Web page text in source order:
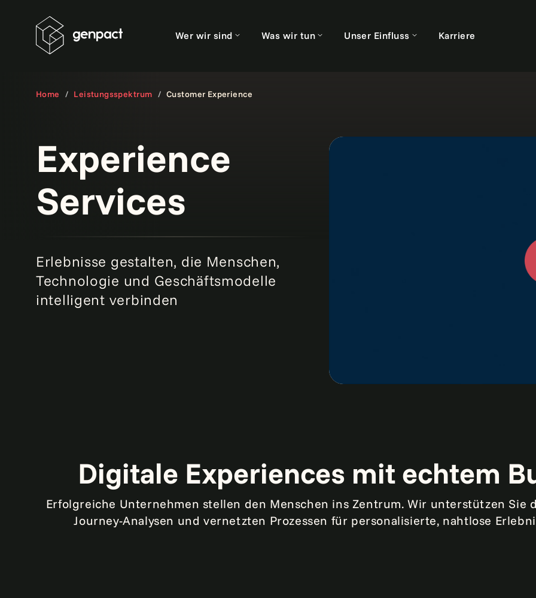
Wer wir sind Was wir tun Unser Einfluss Karriere
Home Leistungsspektrum Customer Experience
Experience
Services
Erlebnisse gestalten, die Menschen,
Technologie und Geschäftsmodelle
intelligent verbinden
Digitale Experiences mit echtem
Erfolgreiche Unternehmen stellen den Menschen ins Zentrum. Wir unterstützen Sie
Journey-Analysen und vernetzten Prozessen für personalisierte, nahtlose